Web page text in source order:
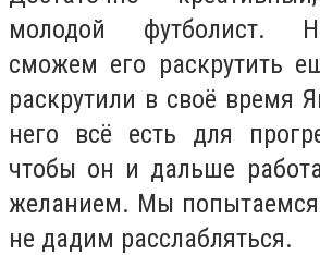
молодой футболист.
сможем его раскрутить
раскрутили в своё время
него всё есть для
чтобы он и дальше
желанием. Мы
не дадим расслабляться.